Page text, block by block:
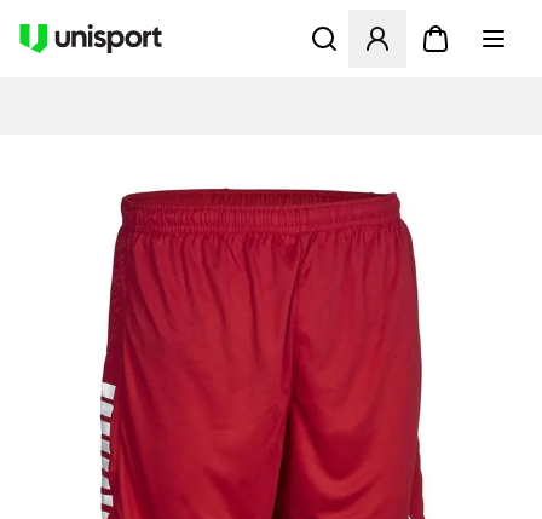
Öffnet ein Fenster zum